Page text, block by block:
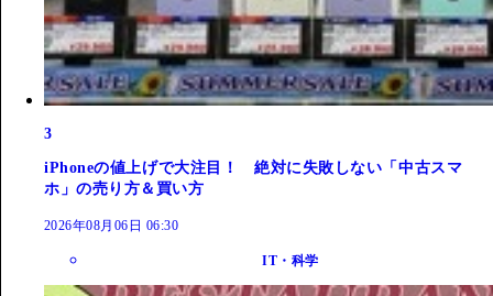
3
iPhoneの値上げで大注目！ 絶対に失敗しない「中古スマ
ホ」の売り方＆買い方
2026年08月06日 06:30
IT・科学